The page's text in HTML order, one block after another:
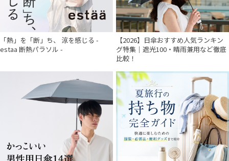
「熱」を「断」ち、 涼を感じる -
estaa 断熱パラソル -
【2026】日傘おすすめ人気ランキン
グ特集｜遮光100・晴雨兼用など徹底
比較！